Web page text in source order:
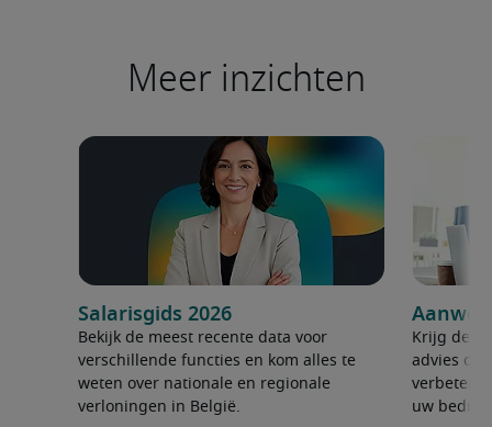
Meer inzichten
Salarisgids 2026
Bekijk de meest recente data voor
verschillende functies en kom alles te
weten over nationale en regionale
verloningen in België.
Krijg de
advies
uw bedrijf